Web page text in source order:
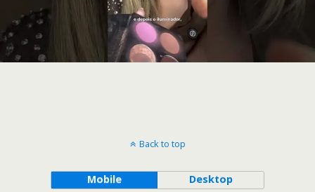
Back to top
Mobile Desktop